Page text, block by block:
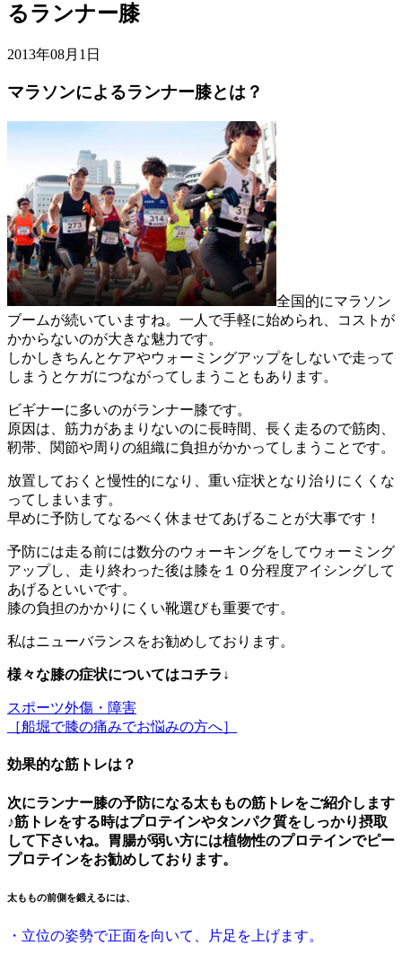
るランナー膝
2013年08月1日
マラソンによるランナー膝とは？
全国的にマラソン
ブームが続いていますね。一人で手軽に始められ、コストが
かからないのが大きな魅力です。
しかしきちんとケアやウォーミングアップをしないで走って
しまうとケガにつながってしまうこともあります。
ビギナーに多いのがランナー膝です。
原因は、筋力があまりないのに長時間、長く走るので筋肉、
靭帯、関節や周りの組織に負担がかかってしまうことです。
放置しておくと慢性的になり、重い症状となり治りにくくな
ってしまいます。
早めに予防してなるべく休ませてあげることが大事です！
予防には走る前には数分のウォーキングをしてウォーミング
アップし、走り終わった後は膝を１０分程度アイシングして
あげるといいです。
膝の負担のかかりにくい靴選びも重要です。
私はニューバランスをお勧めしております。
様々な膝の症状についてはコチラ↓
スポーツ外傷・障害
［船堀で膝の痛みでお悩みの方へ］
効果的な筋トレは？
次にランナー膝の予防になる太ももの筋トレをご紹介します
♪筋トレをする時はプロテインやタンパク質をしっかり摂取
して下さいね。胃腸が弱い方には植物性のプロテインでピー
プロテインをお勧めしております。
太ももの前側を鍛えるには、
・立位の姿勢で正面を向いて、片足を上げます。